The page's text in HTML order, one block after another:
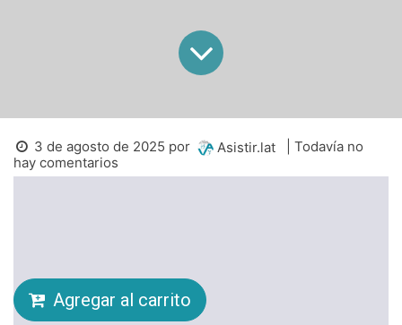
3 de agosto de 2025 por Asistir.lat
| Todavía no
hay comentarios
Agregar al carrito